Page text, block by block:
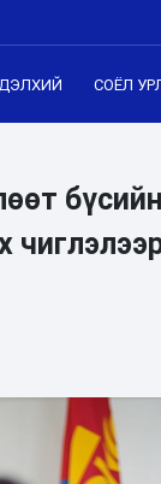
ДЭЛХИЙ СОЁЛ